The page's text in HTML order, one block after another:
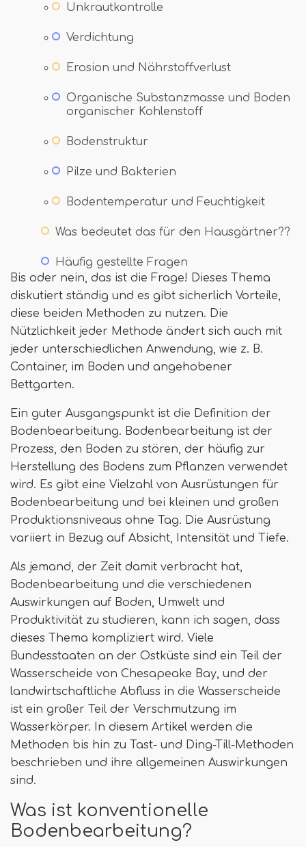
Unkrautkontrolle
Verdichtung
Erosion und Nährstoffverlust
Organische Substanzmasse und Boden
organischer Kohlenstoff
Bodenstruktur
Pilze und Bakterien
Bodentemperatur und Feuchtigkeit
Was bedeutet das für den Hausgärtner??
Häufig gestellte Fragen
Bis oder nein, das ist die Frage! Dieses Thema
diskutiert ständig und es gibt sicherlich Vorteile,
diese beiden Methoden zu nutzen. Die
Nützlichkeit jeder Methode ändert sich auch mit
jeder unterschiedlichen Anwendung, wie z. B.
Container, im Boden und angehobener
Bettgarten.
Ein guter Ausgangspunkt ist die Definition der
Bodenbearbeitung. Bodenbearbeitung ist der
Prozess, den Boden zu stören, der häufig zur
Herstellung des Bodens zum Pflanzen verwendet
wird. Es gibt eine Vielzahl von Ausrüstungen für
Bodenbearbeitung und bei kleinen und großen
Produktionsniveaus ohne Tag. Die Ausrüstung
variiert in Bezug auf Absicht, Intensität und Tiefe.
Als jemand, der Zeit damit verbracht hat,
Bodenbearbeitung und die verschiedenen
Auswirkungen auf Boden, Umwelt und
Produktivität zu studieren, kann ich sagen, dass
dieses Thema kompliziert wird. Viele
Bundesstaaten an der Ostküste sind ein Teil der
Wasserscheide von Chesapeake Bay, und der
landwirtschaftliche Abfluss in die Wasserscheide
ist ein großer Teil der Verschmutzung im
Wasserkörper. In diesem Artikel werden die
Methoden bis hin zu Tast- und Ding-Till-Methoden
beschrieben und ihre allgemeinen Auswirkungen
sind.
Was ist konventionelle
Bodenbearbeitung?